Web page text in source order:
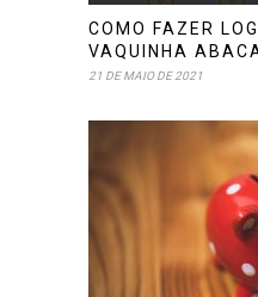
COMO FAZER
VAQUINHA
21 DE MAIO DE 2021